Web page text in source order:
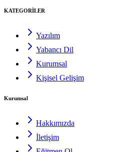
KATEGORİLER
Yazılım
Yabancı Dil
Kurumsal
Kişisel Gelişim
Kurumsal
Hakkımızda
İletişim